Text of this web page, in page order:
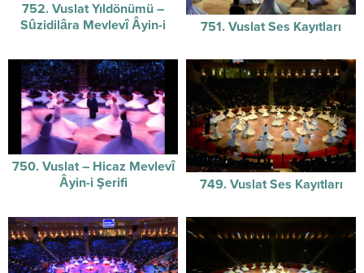
752. Vuslat Yıldönümü –
Sûzidilâra Mevlevî Âyin-i
751. Vuslat Ses Kayıtları
750. Vuslat – Hicaz Mevlevî
Âyin-i Şerifi
749. Vuslat Ses Kayıtları